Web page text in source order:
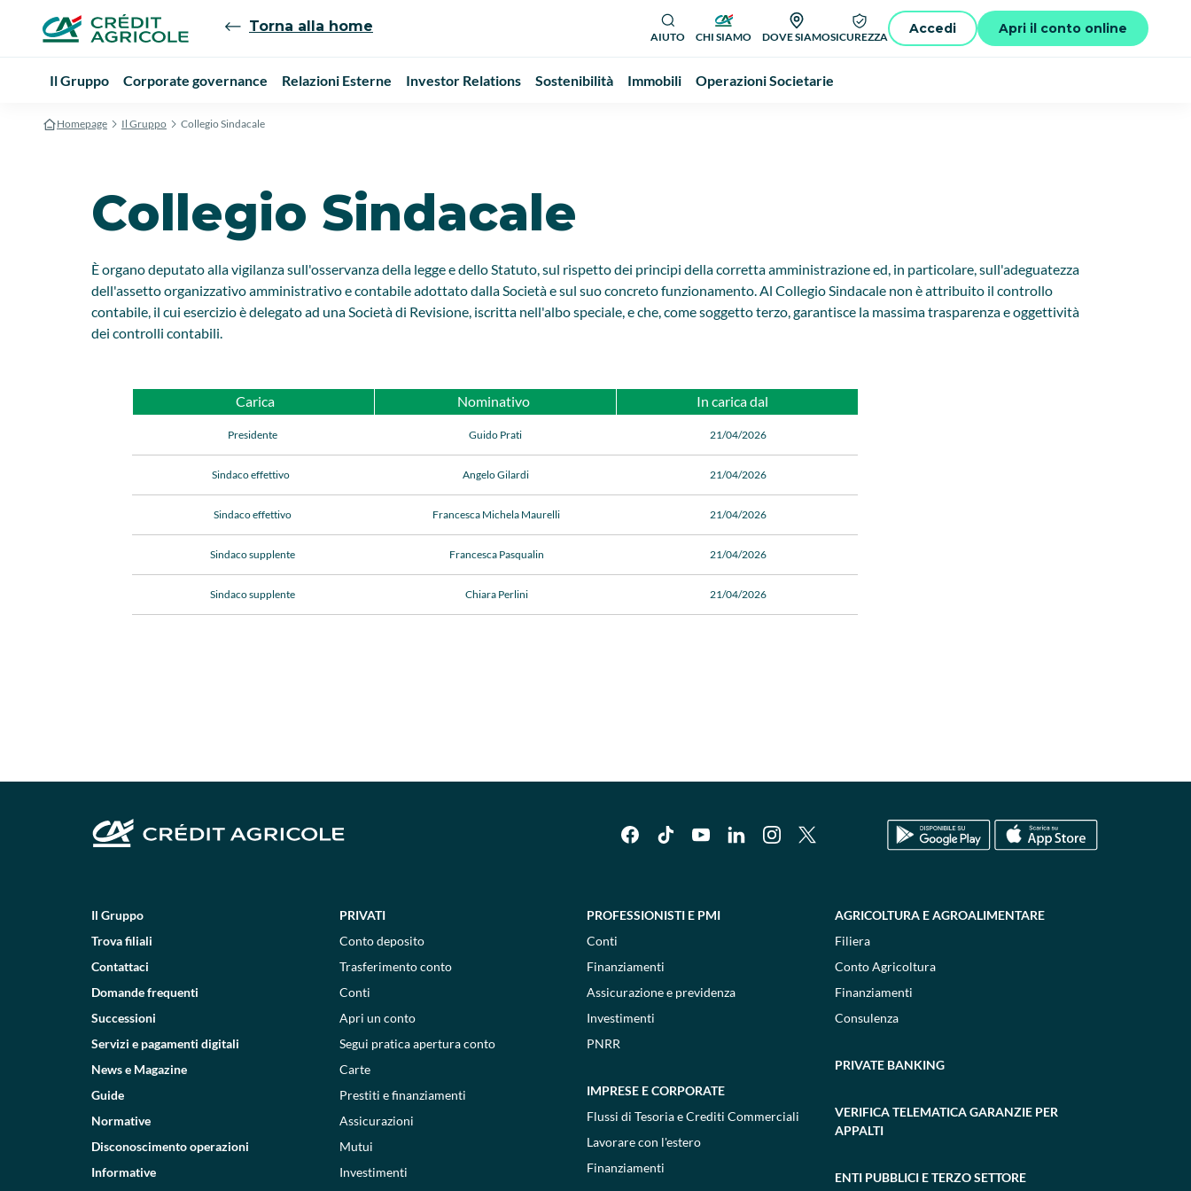
Torna alla home
AIUTO CHI SIAMO DOVE SIAMOSICUREZZA
Accedi Apri il conto online
Il Gruppo Corporate governance Relazioni Esterne Investor Relations Sostenibilità Immobili Operazioni Societarie
Homepage Il Gruppo Collegio Sindacale
Collegio Sindacale
È organo deputato alla vigilanza sull'osservanza della legge e dello Statuto, sul rispetto dei principi della corretta amministrazione ed, in particolare, sull'adeguatezza
dell'assetto organizzativo amministrativo e contabile adottato dalla Società e sul suo concreto funzionamento. Al Collegio Sindacale non è attribuito il controllo
contabile, il cui esercizio è delegato ad una Società di Revisione, iscritta nell'albo speciale, e che, come soggetto terzo, garantisce la massima trasparenza e oggettività
dei controlli contabili.
Carica Nominativo In carica dal
Presidente Guido Prati 21/04/2026
Sindaco effettivo Angelo Gilardi 21/04/2026
Sindaco effettivo Francesca Michela Maurelli 21/04/2026
Sindaco supplente Francesca Pasqualin 21/04/2026
Sindaco supplente Chiara Perlini 21/04/2026
Il Gruppo
Trova filiali
Contattaci
Domande frequenti
Successioni
Servizi e pagamenti digitali
News e Magazine
Guide
Normative
Disconoscimento operazioni
Informative
PRIVATI
Conto deposito
Trasferimento conto
Conti
Apri un conto
Segui pratica apertura conto
Carte
Prestiti e finanziamenti
Assicurazioni
Mutui
Investimenti
PROFESSIONISTI E PMI
Conti
Finanziamenti
Assicurazione e previdenza
Investimenti
PNRR
IMPRESE E CORPORATE
Flussi di Tesoria e Crediti Commerciali
Lavorare con l'estero
Finanziamenti
AGRICOLTURA E AGROALIMENTARE
Filiera
Conto Agricoltura
Finanziamenti
Consulenza
PRIVATE BANKING
VERIFICA TELEMATICA GARANZIE PER
APPALTI
ENTI PUBBLICI E TERZO SETTORE